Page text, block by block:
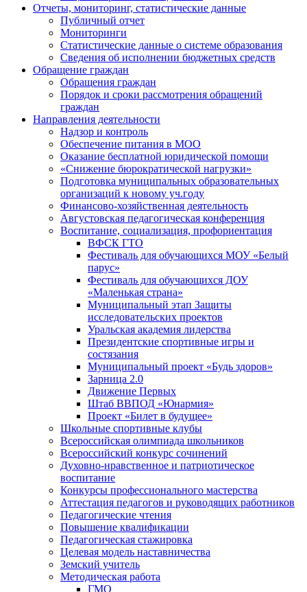
Отчеты, мониторинг, статистические данные
Публичный отчет
Мониторинги
Статистические данные о системе образования
Сведения об исполнении бюджетных средств
Обращение граждан
Обращения граждан
Порядок и сроки рассмотрения обращений
граждан
Направления деятельности
Надзор и контроль
Обеспечение питания в МОО
Оказание бесплатной юридической помощи
«Снижение бюрократической нагрузки»
Подготовка муниципальных образовательных
организаций к новому уч.году
Финансово-хозяйственная деятельность
Августовская педагогическая конференция
Воспитание, социализация, профориентация
ВФСК ГТО
Фестиваль для обучающихся МОУ «Белый
парус»
Фестиваль для обучающихся ДОУ
«Маленькая страна»
Муниципальный этап Защиты
исследовательских проектов
Уральская академия лидерства
Президентские спортивные игры и
состязания
Муниципальный проект «Будь здоров»
Зарница 2.0
Движение Первых
Штаб ВВПОД «Юнармия»
Проект «Билет в будущее»
Школьные спортивные клубы
Всероссийская олимпиада школьников
Всероссийский конкурс сочинений
Духовно-нравственное и патриотическое
воспитание
Конкурсы профессионального мастерства
Аттестация педагогов и руководящих работников
Педагогические чтения
Повышение квалификации
Педагогическая стажировка
Целевая модель наставничества
Земский учитель
Методическая работа
ГМО